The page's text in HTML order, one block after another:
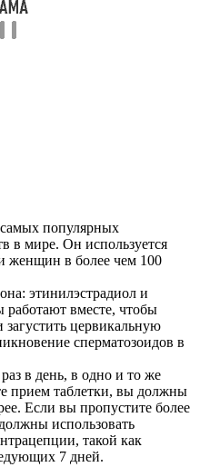
самых популярных
в мире. Он используется
женщин в более чем 100
этинилэстрадиол и
работают вместе, чтобы
цервикальную
сперматозоидов в
в день, в одно и то же
прием таблетки, вы должны
Если вы пропустите более
использовать
такой как
7 дней.